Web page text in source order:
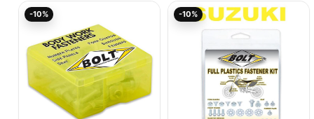
-10%
war:
21,96€
Aktueller
-10%
Ursprünglicher
Preis
24,95€